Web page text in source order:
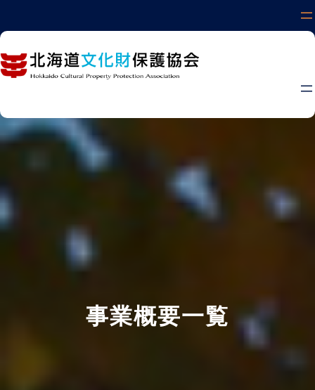
ス
キ
プ
事業概要一覧